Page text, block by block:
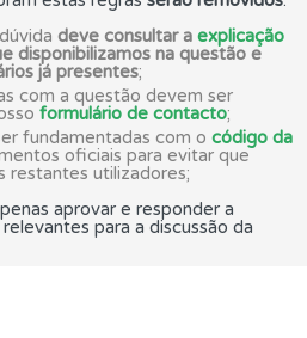
deve consultar a explicação
disponibilizamos na questão e
já presentes;
com a questão devem ser
formulário de contacto;
fundamentadas com o código da
oficiais para evitar que
restantes utilizadores;
aprovar e responder a
para a discussão da